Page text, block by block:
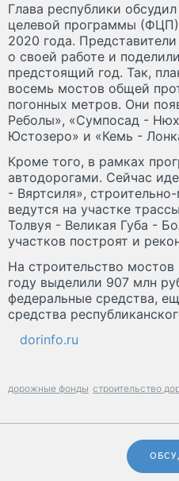
Глава республики
целевой программы (ФЦП)
2020 года.
о своей работе и
предстоящий год. Так,
восемь мостов общей
погонных метров. Они
Реболы», «Сумпосад -
Юстозеро» и «Кемь -
Кроме того, в рамках
автодорогами. Сейчас
- Вяртсиля»,
ведутся на участке
Толвуя - Великая Губа -
участков построят и
На строительство
году выделили 907 млн
федеральные средства,
средства
dorinfo.ru
дорожные фонды строительство